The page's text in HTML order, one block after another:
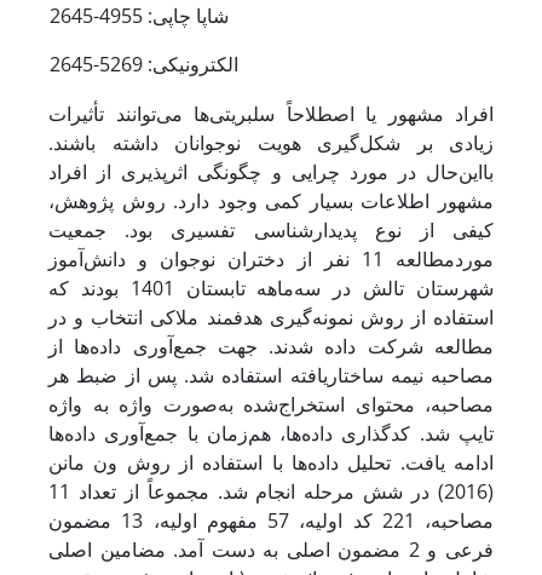
شاپا چاپی: 4955-2645
الکترونیکی: 5269-2645
افراد مشهور یا اصطلاحاً سلبریتی‌ها می‌توانند تأثیرات
زیادی بر شکل‌گیری هویت نوجوانان داشته باشند.
بااین‌حال در مورد چرایی و چگونگی اثرپذیری از افراد
مشهور اطلاعات بسیار کمی وجود دارد. روش پژوهش،
کیفی از نوع پدیدارشناسی تفسیری بود. جمعیت
موردمطالعه 11 نفر از دختران نوجوان و دانش‌آموز
شهرستان تالش در سه‌ماهه تابستان 1401 بودند که
استفاده از روش نمونه‌گیری هدفمند ملاکی انتخاب و در
مطالعه شرکت داده شدند. جهت جمع‌آوری داده‌ها از
مصاحبه نیمه ساختاریافته استفاده شد. پس از ضبط هر
مصاحبه، محتوای استخراج‌شده به‌صورت واژه به واژه
تایپ شد. کدگذاری داده‌ها، هم‌زمان با جمع‌آوری داده‌ها
ادامه یافت. تحلیل داده‌ها با استفاده از روش ون مانن
(2016) در شش مرحله انجام شد. مجموعاً از تعداد 11
مصاحبه، 221 کد اولیه، 57 مفهوم اولیه، 13 مضمون
فرعی و 2 مضمون اصلی به دست آمد. مضامین اصلی